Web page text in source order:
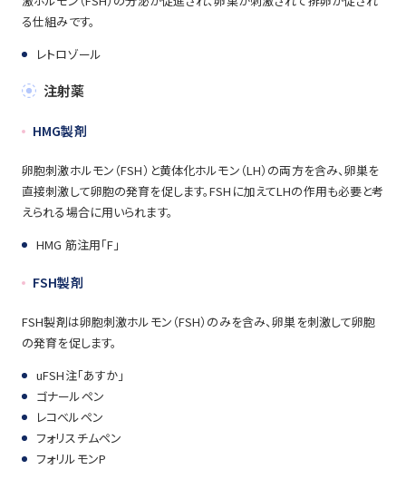
る仕組みです。
レトロゾール
注射薬
HMG製剤
卵胞刺激ホルモン（FSH）と黄体化ホルモン（LH）の両方を含み、卵巣を
直接刺激して卵胞の発育を促します。FSHに加えてLHの作用も必要と考
えられる場合に用いられます。
HMG 筋注用「F」
FSH製剤
FSH製剤は卵胞刺激ホルモン（FSH）のみを含み、卵巣を刺激して卵胞
の発育を促します。
uFSH注「あすか」
ゴナールペン
レコベルペン
フォリスチムペン
フォリルモンP